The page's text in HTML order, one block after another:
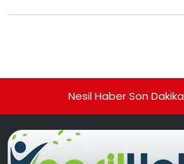
EKONOMI
Nesil Haber Son